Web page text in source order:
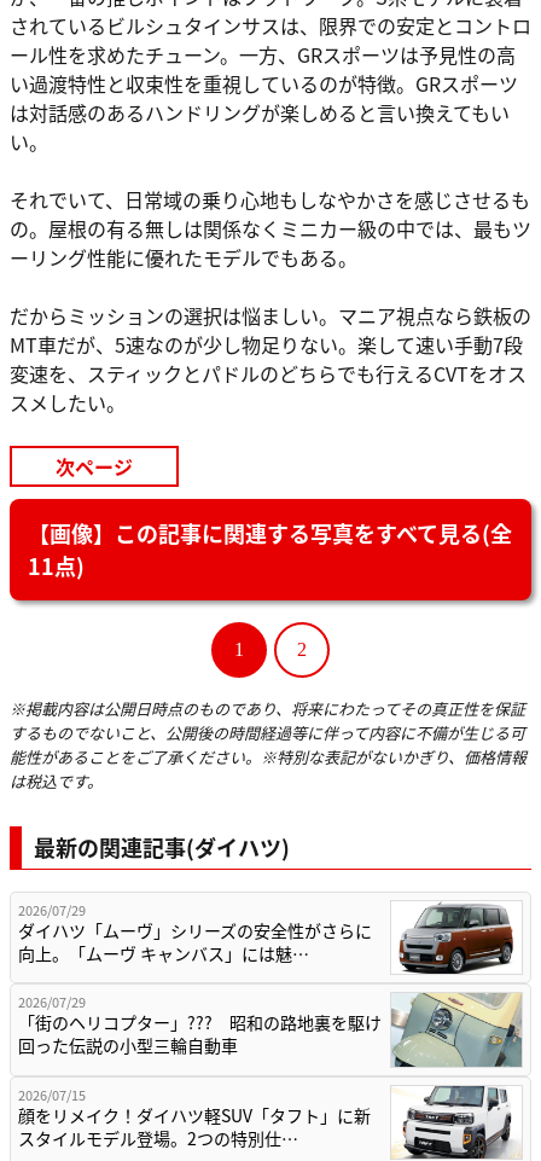
されているビルシュタインサスは、限界での安定とコントロ
ール性を求めたチューン。一方、GRスポーツは予見性の高
い過渡特性と収束性を重視しているのが特徴。GRスポーツ
は対話感のあるハンドリングが楽しめると言い換えてもい
い。
それでいて、日常域の乗り心地もしなやかさを感じさせるも
の。屋根の有る無しは関係なくミニカー級の中では、最もツ
ーリング性能に優れたモデルでもある。
だからミッションの選択は悩ましい。マニア視点なら鉄板の
MT車だが、5速なのが少し物足りない。楽して速い手動7段
変速を、スティックとパドルのどちらでも行えるCVTをオス
スメしたい。
次ページ
【画像】この記事に関連する写真をすべて見る(全
11点)
1 2
※掲載内容は公開日時点のものであり、将来にわたってその真正性を保証
するものでないこと、公開後の時間経過等に伴って内容に不備が生じる可
能性があることをご了承ください。※特別な表記がないかぎり、価格情報
は税込です。
最新の関連記事(ダイハツ)
2026/07/29
ダイハツ「ムーヴ」シリーズの安全性がさらに
向上。「ムーヴ キャンバス」には魅…
2026/07/29
「街のヘリコプター」??? 昭和の路地裏を駆け
回った伝説の小型三輪自動車
2026/07/15
顔をリメイク！ダイハツ軽SUV「タフト」に新
スタイルモデル登場。2つの特別仕…